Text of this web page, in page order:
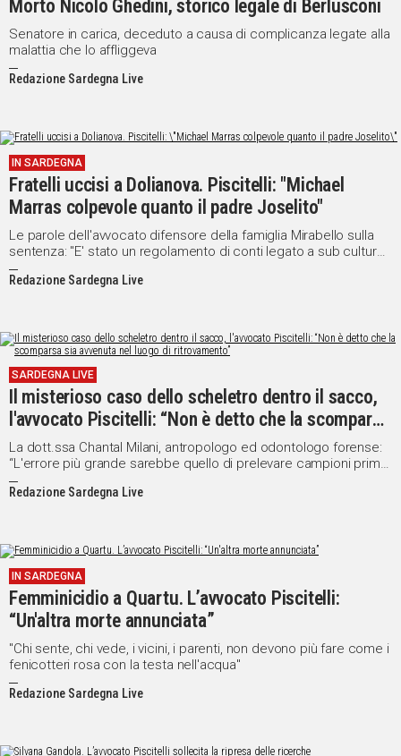
Morto Nicolò Ghedini, storico legale di Berlusconi
Senatore in carica, deceduto a causa di complicanza legate alla
malattia che lo affliggeva
Redazione Sardegna Live
IN SARDEGNA
Fratelli uccisi a Dolianova. Piscitelli: "Michael
Marras colpevole quanto il padre Joselito"
Le parole dell'avvocato difensore della famiglia Mirabello sulla
sentenza: "E' stato un regolamento di conti legato a sub cultura
criminale, come impone l'antico Codice Barbaricino"
Redazione Sardegna Live
SARDEGNA LIVE
Il misterioso caso dello scheletro dentro il sacco,
l'avvocato Piscitelli: “Non è detto che la scomparsa
sia avvenuta nel luogo di ritrovamento”
La dott.ssa Chantal Milani, antropologo ed odontologo forense:
“L'errore più grande sarebbe quello di prelevare campioni prima
di aver correttamente e completamente analizzato e
documentato i resti”
Redazione Sardegna Live
IN SARDEGNA
Femminicidio a Quartu. L’avvocato Piscitelli:
“Un'altra morte annunciata”
"Chi sente, chi vede, i vicini, i parenti, non devono più fare come i
fenicotteri rosa con la testa nell'acqua"
Redazione Sardegna Live